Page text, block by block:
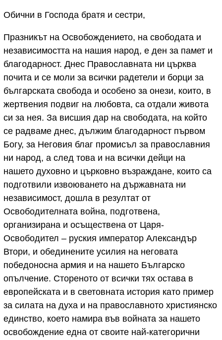
Обични в Господа братя и сестри,
Празникът на Освобождението, на свободата и
независимостта на нашия народ, е ден за памет и
благодарност. Днес Православната ни църква
почита и се моли за всички радетели и борци за
българската свобода и особено за онези, които, в
жертвения подвиг на любовта, са отдали живота
си за нея. За висшия дар на свободата, на който
се радваме днес, дължим благодарност първом
Богу, за Неговия благ промисъл за православния
ни народ, а след това и на всички дейци на
нашето духовно и църковно възраждане, които са
подготвили извоюването на държавната ни
независимост, дошла в резултат от
Освободителната война, подготвена,
организирана и осъществена от Царя-
Освободител – руския император Александър
Втори, и обединените усилия на неговата
победоносна армия и на нашето Българско
опълчение. Стореното от всички тях остава в
европейската и в световната история като пример
за силата на духа и на православното християнско
единство, което намира във войната за нашето
освобождение една от своите най-категорични